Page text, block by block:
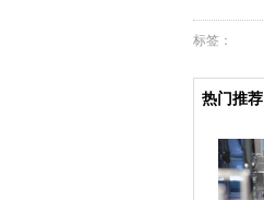
标签：
热门推荐